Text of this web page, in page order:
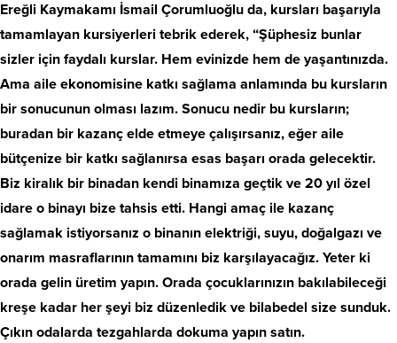
Ereğli Kaymakamı İsmail Çorumluoğlu da, kursları başarıyla
tamamlayan kursiyerleri tebrik ederek, “Şüphesiz bunlar
sizler için faydalı kurslar. Hem evinizde hem de yaşantınızda.
Ama aile ekonomisine katkı sağlama anlamında bu kursların
bir sonucunun olması lazım. Sonucu nedir bu kursların;
buradan bir kazanç elde etmeye çalışırsanız, eğer aile
bütçenize bir katkı sağlanırsa esas başarı orada gelecektir.
Biz kiralık bir binadan kendi binamıza geçtik ve 20 yıl özel
idare o binayı bize tahsis etti. Hangi amaç ile kazanç
sağlamak istiyorsanız o binanın elektriği, suyu, doğalgazı ve
onarım masraflarının tamamını biz karşılayacağız. Yeter ki
orada gelin üretim yapın. Orada çocuklarınızın bakılabileceği
kreşe kadar her şeyi biz düzenledik ve bilabedel size sunduk.
Çıkın odalarda tezgahlarda dokuma yapın satın.